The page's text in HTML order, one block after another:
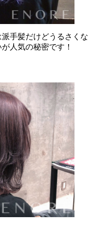
手髪だけどうるさくな
人気の秘密です！